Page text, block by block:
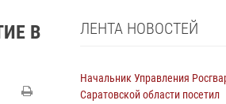
В
ЛЕНТА НОВОСТЕЙ
Начальник Управления
Саратовской области посетил